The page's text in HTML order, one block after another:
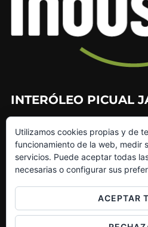
INTERÓLEO PICUAL
953 226 010
953 272 499
info@interoleo.com
Utilizamos cookies propias y de
funcionamiento de la web, medir
servicios. Puede aceptar todas
necesarias o configurar sus
ACEPTAR